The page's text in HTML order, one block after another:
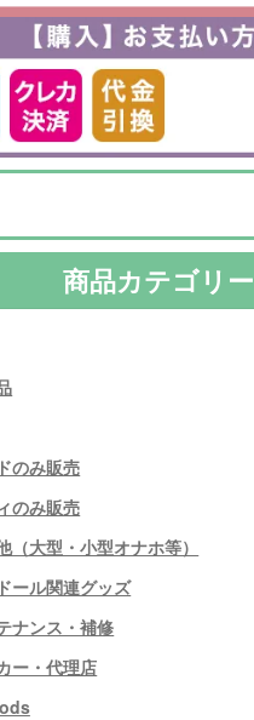
商品カテゴリー
のみ販売
のみ販売
（大型・小型オナホ等）
ール関連グッズ
ナンス・補修
ー・代理店